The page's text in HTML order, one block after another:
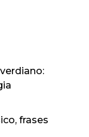
frases